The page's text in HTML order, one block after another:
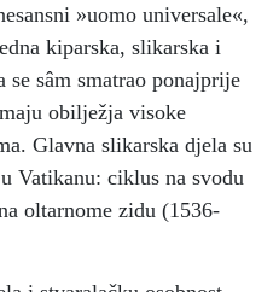
»uomo universale«,
kiparska, slikarska i
se sâm smatrao ponajprije
obilježja visoke
Glavna slikarska djela su
Vatikanu: ciklus na svodu
oltarnome zidu (1536-